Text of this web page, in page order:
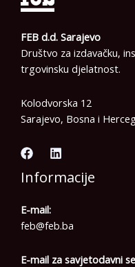
FEB d.d. Sarajevo
Društvo za izdavačku,
trgovinsku djelatnost.
Kolodvorska 12
Sarajevo, Bosna i
Informacije
E-mail:
feb@feb.ba
E-mail za savjetodavni